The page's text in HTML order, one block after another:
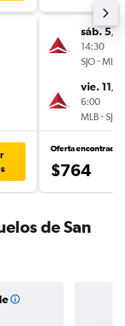
sáb. 5/
14:30
SJO-MLB
vie. 11/
6:00
MLB-SJO
Oferta encontrada
$764
de San